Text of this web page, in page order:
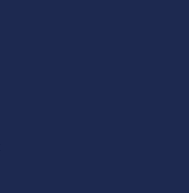
«Тургеневская».